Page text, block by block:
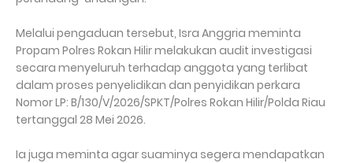
Melalui pengaduan tersebut, Isra Anggria meminta
Propam Polres Rokan Hilir melakukan audit investigasi
secara menyeluruh terhadap anggota yang terlibat
dalam proses penyelidikan dan penyidikan perkara
Nomor LP: B/130/V/2026/SPKT/Polres Rokan Hilir/Polda Riau
tertanggal 28 Mei 2026.
Ia juga meminta agar suaminya segera mendapatkan